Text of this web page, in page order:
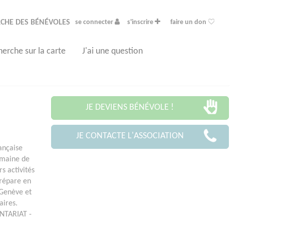
DES BÉNÉVOLES se connecter s'inscrire faire un don
sur la carte J'ai une question
de
activités
en
et
-
JE DEVIENS BÉNÉVOLE !
JE CONTACTE L'ASSOCIATION